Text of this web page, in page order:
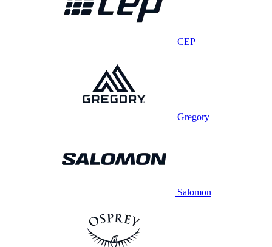
CEP
Gregory
Salomon